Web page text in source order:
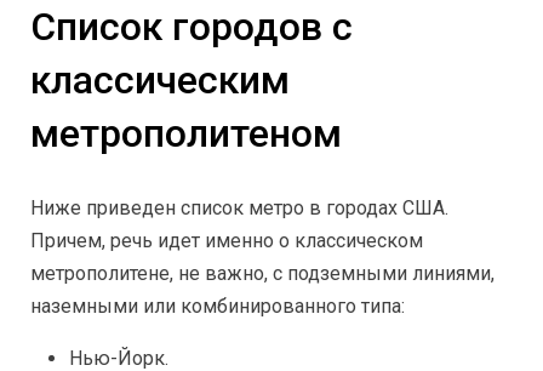
Список городов с
классическим
метрополитеном
Ниже приведен список метро в городах США.
Причем, речь идет именно о классическом
метрополитене, не важно, с подземными линиями,
наземными или комбинированного типа:
Нью-Йорк.